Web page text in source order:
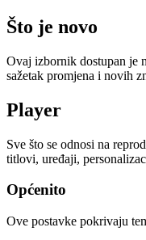
Što je novo
Ovaj izbornik dostupan je
sažetak promjena i novih
Player
Sve što se odnosi na
titlovi, uređaji,
Općenito
Ove postavke pokrivaju